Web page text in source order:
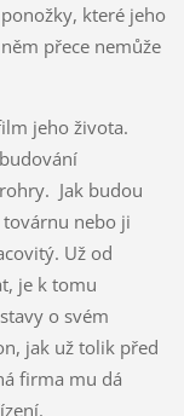
které jeho
přece nemůže
jeho života.
Jak budou
nebo ji
Už od
je k tomu
o svém
jak už tolik před
firma mu dá